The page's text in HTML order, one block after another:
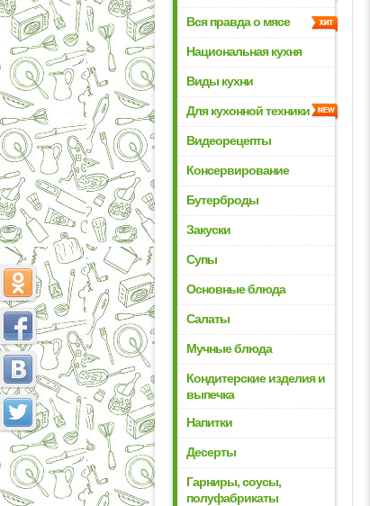
Вся правда о мясе
Национальная кухня
Виды кухни
Для кухонной техники
Видеорецепты
Консервирование
Бутерброды
Закуски
Супы
Основные блюда
Салаты
Мучные блюда
Кондитерские изделия и
выпечка
Напитки
Десерты
Гарниры, соусы,
полуфабрикаты